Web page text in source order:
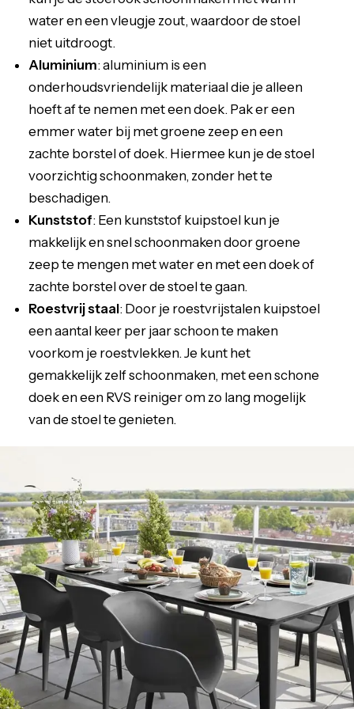
water en een vleugje zout, waardoor de stoel
niet uitdroogt.
Aluminium: aluminium is een
onderhoudsvriendelijk materiaal die je alleen
hoeft af te nemen met een doek. Pak er een
emmer water bij met groene zeep en een
zachte borstel of doek. Hiermee kun je de stoel
voorzichtig schoonmaken, zonder het te
beschadigen.
Kunststof: Een kunststof kuipstoel kun je
makkelijk en snel schoonmaken door groene
zeep te mengen met water en met een doek of
zachte borstel over de stoel te gaan.
Roestvrij staal: Door je roestvrijstalen kuipstoel
een aantal keer per jaar schoon te maken
voorkom je roestvlekken. Je kunt het
gemakkelijk zelf schoonmaken, met een schone
doek en een RVS reiniger om zo lang mogelijk
van de stoel te genieten.